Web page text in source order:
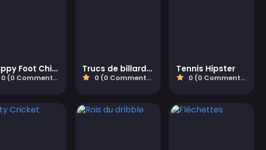
Flappy Foot Chinko
0 (0 Commentaires)
Trucs de billard de la mafia
0 (0 Commentaires)
Tennis Hipster
0 (0 Commentaires)